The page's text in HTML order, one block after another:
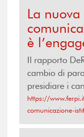
La
è
Il rapporto
cambio di
presidiare i
https://
comunicazione-